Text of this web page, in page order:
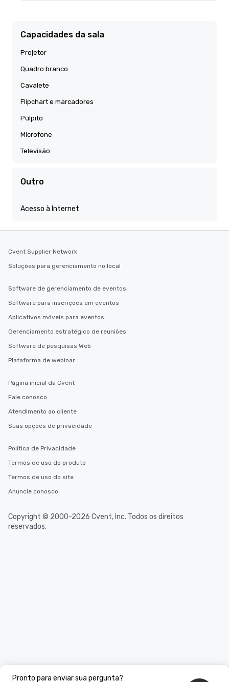
Capacidades da sala
Projetor
Quadro branco
Cavalete
Flipchart e marcadores
Púlpito
Microfone
Televisão
Outro
Acesso à Internet
Pronto para enviar sua pergunta?
Cvent Supplier Network
Soluções para gerenciamento no local
Software de gerenciamento de eventos
Software para inscrições em eventos
Aplicativos móveis para eventos
Gerenciamento estratégico de reuniões
Software de pesquisas Web
Plataforma de webinar
Página inicial da Cvent
Fale conosco
Atendimento ao cliente
Suas opções de privacidade
Política de Privacidade
Termos de uso do produto
Termos de uso do site
Anuncie conosco
Copyright © 2000-2026 Cvent, Inc. Todos os direitos
reservados.